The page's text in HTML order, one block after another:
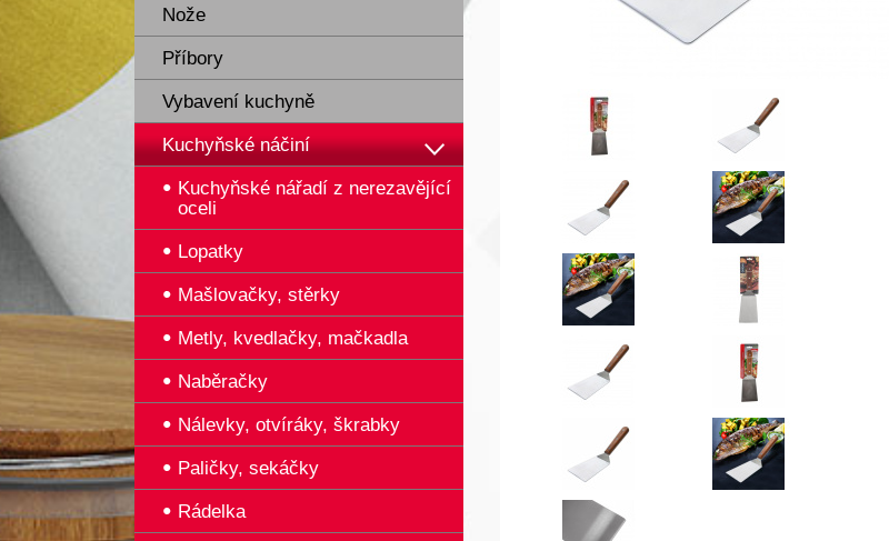
Nože
Příbory
Vybavení kuchyně
Kuchyňské náčiní
Kuchyňské nářadí z nerezavějící
oceli
Lopatky
Mašlovačky, stěrky
Metly, kvedlačky, mačkadla
Naběračky
Nálevky, otvíráky, škrabky
Paličky, sekáčky
Rádelka